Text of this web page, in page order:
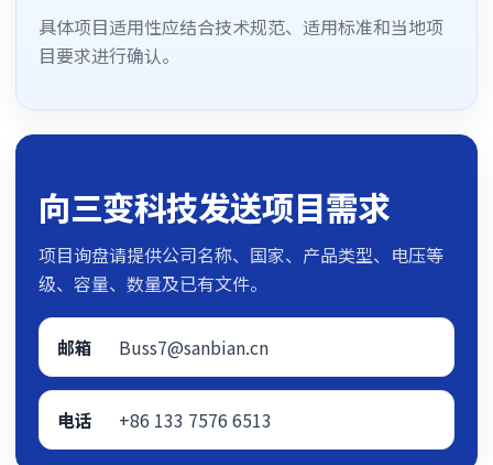
具体项目适用性应结合技术规范、适用标准和当地项
目要求进行确认。
向三变科技发送项目需求
项目询盘请提供公司名称、国家、产品类型、电压等
级、容量、数量及已有文件。
邮箱 Buss7@sanbian.cn
电话 +86 133 7576 6513